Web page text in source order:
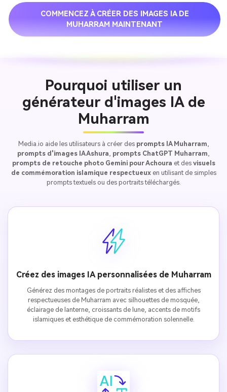
COMMENCEZ À CRÉER DES IMAGES IA DE
MUHARRAM MAINTENANT
Pourquoi utiliser un
générateur d'images IA de
Muharram
Media.io aide les utilisateurs à créer des prompts IA Muharram
prompts d'images IA Ashura prompts ChatGPT Muharram
prompts de retouche photo Gemini pour Achoura et des visuels
de commémoration islamique respectueuxen utilisant de simples
prompts textuels ou des portraits téléchargés.
Créez des images IA personnalisées de Muharram
Générez des montages de portraits réalistes et des affiches
respectueuses de Muharram avec silhouettes de mosquée,
éclairage de lanterne, croissants de lune, accents de motifs
islamiques et esthétique de commémoration solennelle.